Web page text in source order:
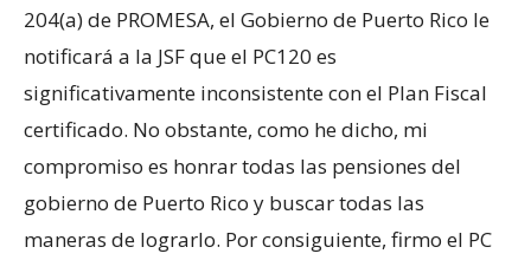
204(a) de PROMESA, el Gobierno de Puerto Rico le
notificará a la JSF que el PC120 es
significativamente inconsistente con el Plan Fiscal
certificado. No obstante, como he dicho, mi
compromiso es honrar todas las pensiones del
gobierno de Puerto Rico y buscar todas las
maneras de lograrlo. Por consiguiente, firmo el PC